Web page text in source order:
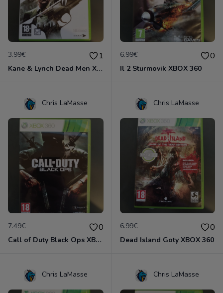
3.99€ 1
Kane & Lynch Dead Men XBOX 360
6.99€ 0
Il 2 Sturmovik XBOX 360
Chris LaMasse
7.49€ 0
Call of Duty Black Ops XBOX 360
Chris LaMasse
6.99€ 0
Dead Island Goty XBOX 360
Chris LaMasse Chris LaMasse